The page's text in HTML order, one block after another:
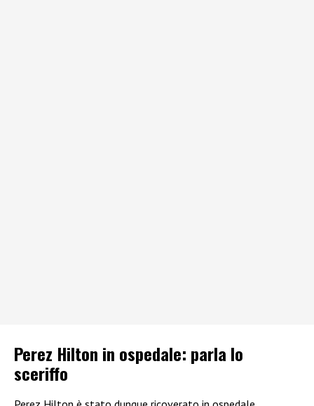
Perez Hilton in ospedale: parla lo
sceriffo